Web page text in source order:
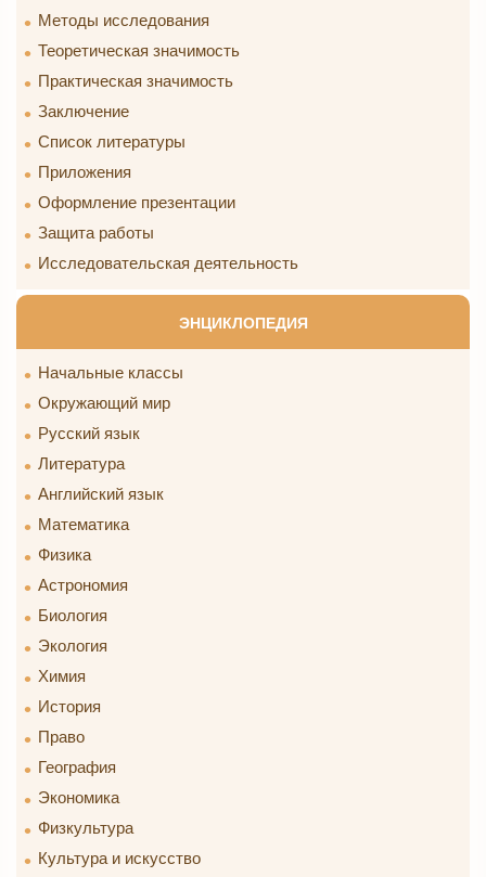
Методы исследования
Теоретическая значимость
Практическая значимость
Заключение
Список литературы
Приложения
Оформление презентации
Защита работы
Исследовательская деятельность
ЭНЦИКЛОПЕДИЯ
Начальные классы
Окружающий мир
Русский язык
Литература
Английский язык
Математика
Физика
Астрономия
Биология
Экология
Химия
История
Право
География
Экономика
Физкультура
Культура и искусство